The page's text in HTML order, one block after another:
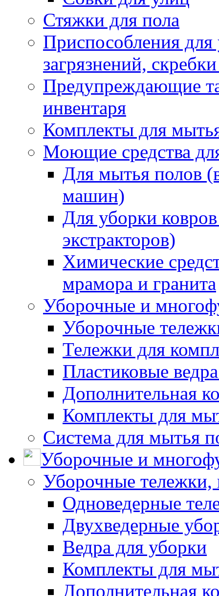
Стяжки для пола
Приспособления
загрязнений,
Предупреждающие
инвентаря
Комплекты для
Моющие средства
Для мытья полов
машин)
Для уборки
экстракторов)
Химические
мрамора и гранита
Уборочные и
Уборочные
Тележки для
Пластиковые
Дополнительная
Комплекты для
Система для мытья
Уборочные и
Уборочные тележки,
Одноведерные
Двухведерные
Ведра для уборки
Комплекты для
Дополнительная